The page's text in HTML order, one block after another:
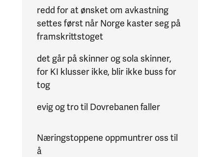
redd for at ønsket om avkastning
settes først når Norge kaster seg på
framskrittstoget
det går på skinner og sola skinner,
for KI klusser ikke, blir ikke buss for
tog
evig og tro til Dovrebanen faller
Næringstoppene oppmuntrer oss til
å